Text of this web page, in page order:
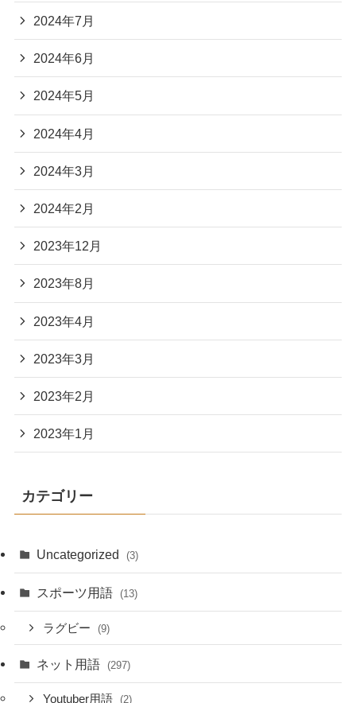
2024年7月
2024年6月
2024年5月
2024年4月
2024年3月
2024年2月
2023年12月
2023年8月
2023年4月
2023年3月
2023年2月
2023年1月
カテゴリー
Uncategorized (3)
スポーツ用語 (13)
ラグビー (9)
ネット用語 (297)
Youtuber用語 (2)